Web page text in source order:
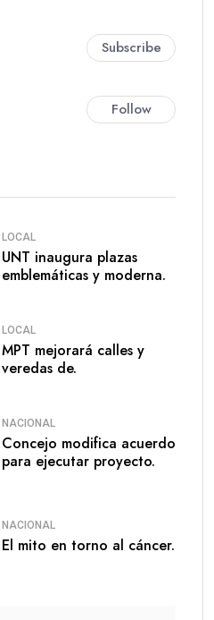
Subscribe
Follow
LOCAL
UNT inaugura plazas
emblemáticas y moderna.
LOCAL
MPT mejorará calles y
veredas de.
NACIONAL
Concejo modifica acuerdo
para ejecutar proyecto.
NACIONAL
El mito en torno al cáncer.